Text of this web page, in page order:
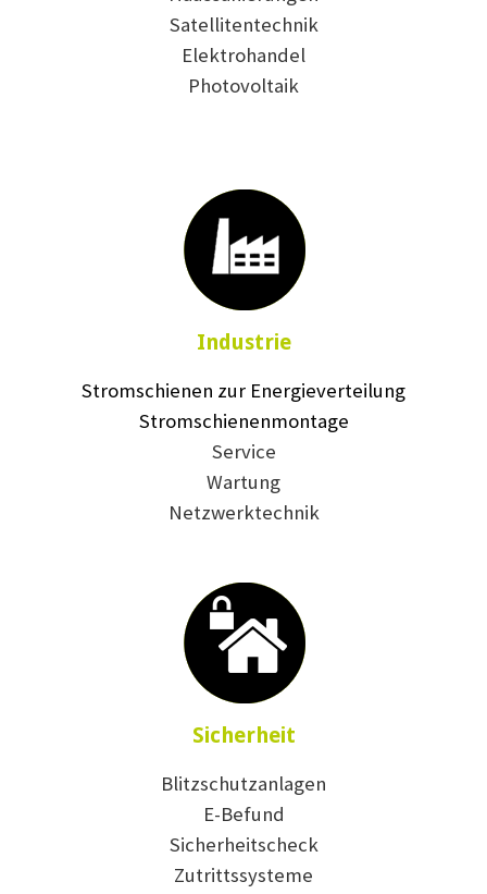
Satellitentechnik
Elektrohandel
Photovoltaik
Industrie
Stromschienen zur Energieverteilung
Stromschienenmontage
Service
Wartung
Netzwerktechnik
Sicherheit
Blitzschutzanlagen
E-Befund
Sicherheitscheck
Zutrittssysteme